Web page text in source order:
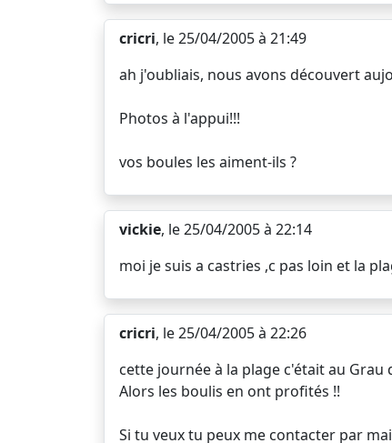
cricri, le 25/04/2005 à 21:49
ah j'oubliais, nous avons découvert
Photos à l'appui!!!
vos boules les aiment-ils ?
vickie, le 25/04/2005 à 22:14
moi je suis a castries ,c pas loin et la
cricri, le 25/04/2005 à 22:26
cette journée à la plage c'était au
Alors les boulis en ont profités !!
Si tu veux tu peux me contacter par